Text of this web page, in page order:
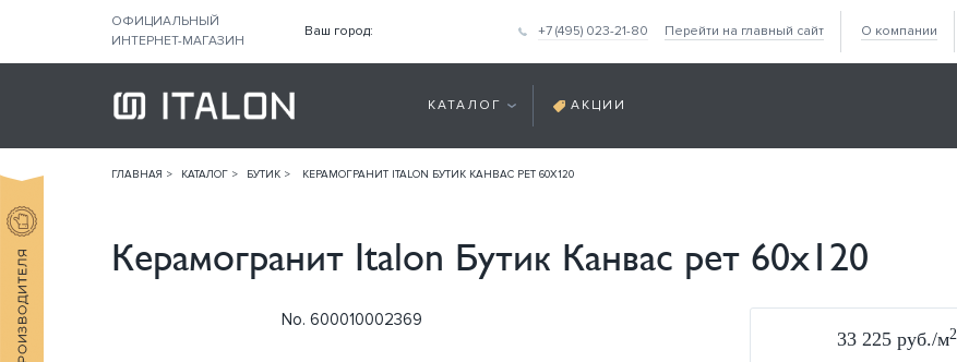
ОФИЦИАЛЬНЫЙ
ИНТЕРНЕТ-МАГАЗИН
Ваш город: +7 (495) 023-21-80 Перейти на главный сайт О компании
КАТАЛОГ АКЦИИ
ГЛАВНАЯ КАТАЛОГ БУТИК КЕРАМОГРАНИТ ITALON БУТИК КАНВАС РЕТ 60Х120
Керамогранит Italon Бутик Канвас рет 60х120
No. 600010002369
33 225 руб./м2